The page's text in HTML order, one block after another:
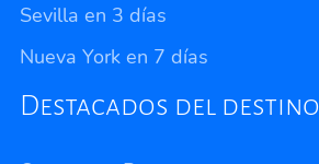
Sevilla en 3 días
Nueva York en 7 días
Destacados del destino